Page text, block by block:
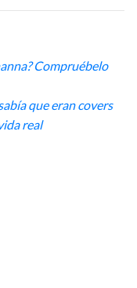
Compruébelo
que eran covers
real